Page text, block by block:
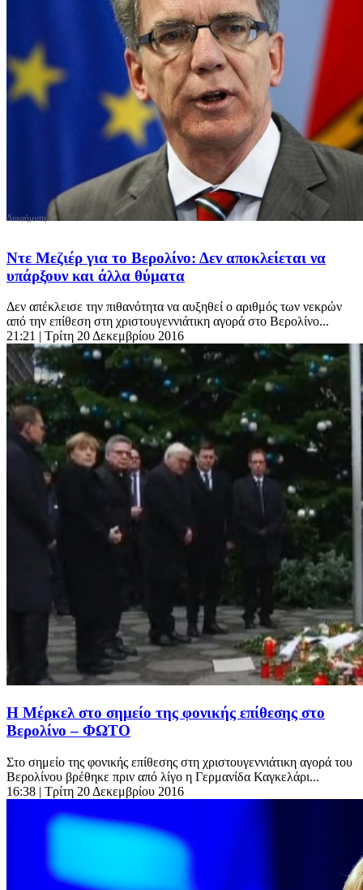
Ντε Μεζιέρ για το Βερολίνο: Δεν αποκλείεται να
υπάρξουν και άλλα θύματα
Δεν απέκλεισε την πιθανότητα να αυξηθεί ο αριθμός των νεκρών
από την επίθεση στη χριστουγεννιάτικη αγορά στο Βερολίνο...
21:21 | Τρίτη 20 Δεκεμβρίου 2016
Η Μέρκελ στο σημείο της φονικής επίθεσης στο
Βερολίνο – ΦΩΤΟ
Στο σημείο της φονικής επίθεσης στη χριστουγεννιάτικη αγορά του
Βερολίνου βρέθηκε πριν από λίγο η Γερμανίδα Καγκελάρι...
16:38 | Τρίτη 20 Δεκεμβρίου 2016